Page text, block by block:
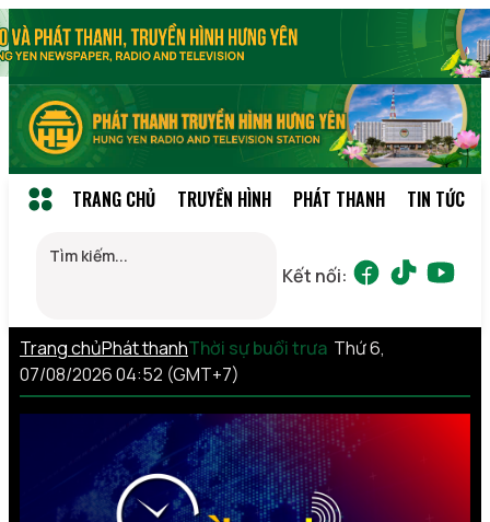
TRANG CHỦ TRUYỀN HÌNH PHÁT THANH TIN TỨC
Kết nối:
Trang chủPhát thanhThời sự buổi trưa Thứ 6,
07/08/2026 04:52 (GMT+7)